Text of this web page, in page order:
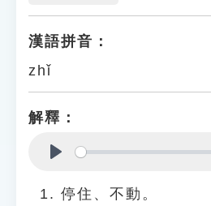
漢語拼音：
zhǐ
解釋：
停住、不動。